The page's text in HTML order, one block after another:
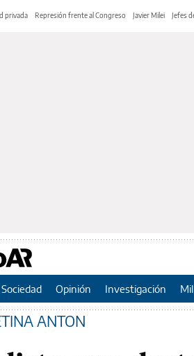
privada Represión frente al Congreso Javier Milei Jefes
Sociedad Opinión Investigación
ANTON